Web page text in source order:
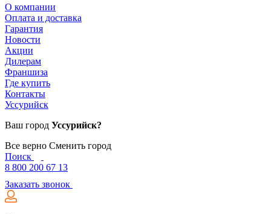
О компании
Оплата и доставка
Гарантия
Новости
Акции
Дилерам
Франшиза
Где купить
Контакты
Уссурийск
Ваш город Уссурийск?
Все верно Сменить город
Поиск
8 800 200 67 13
Заказать звонок